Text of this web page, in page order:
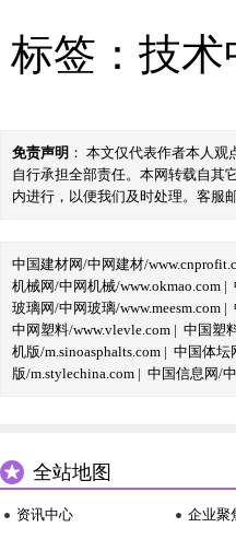
标签： 技术
免责声明 ： 本文仅代表作者本人
自行承担全部责任。本网转载自其
内进行，以便我们及时处理。客服
中国建材网/中网建材/
机械网/中网机械/www.okmao.com |
玻璃网/中网玻璃/www.meesm.com |
中网塑料/www.vlevle.com | 中国塑
机版/m.sinoasphalts.com | 中国体坛
版/m.stylechina.com | 中国信息网/
全站地图
资讯中心 企业聚